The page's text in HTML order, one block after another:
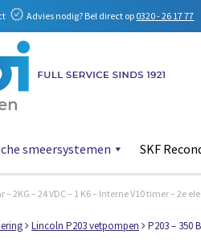
Advies nodig? Bel direct op 0320 - 26 17 77
smeersystemen SKF
– 2KG – 24 VDC – 1 K6 – Interne V10 timer –
Lincoln P203 vetpompen P203 – 350